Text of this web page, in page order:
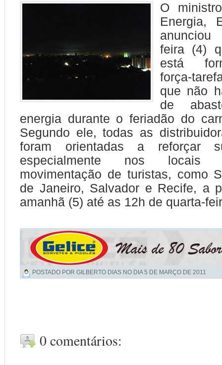
O
Energia,
feira (4)
está
força-
que não
de
energia durante o feriadão do
Segundo ele, todas as
foram orientadas a reforçar
especialmente nos locais
movimentação de turistas, como
de Janeiro, Salvador e Recife, a
amanhã (5) até as 12h de quarta-
POSTADO POR GILBERTO DIAS NO DIA5 DE MARÇO DE 2011
0 comentários: